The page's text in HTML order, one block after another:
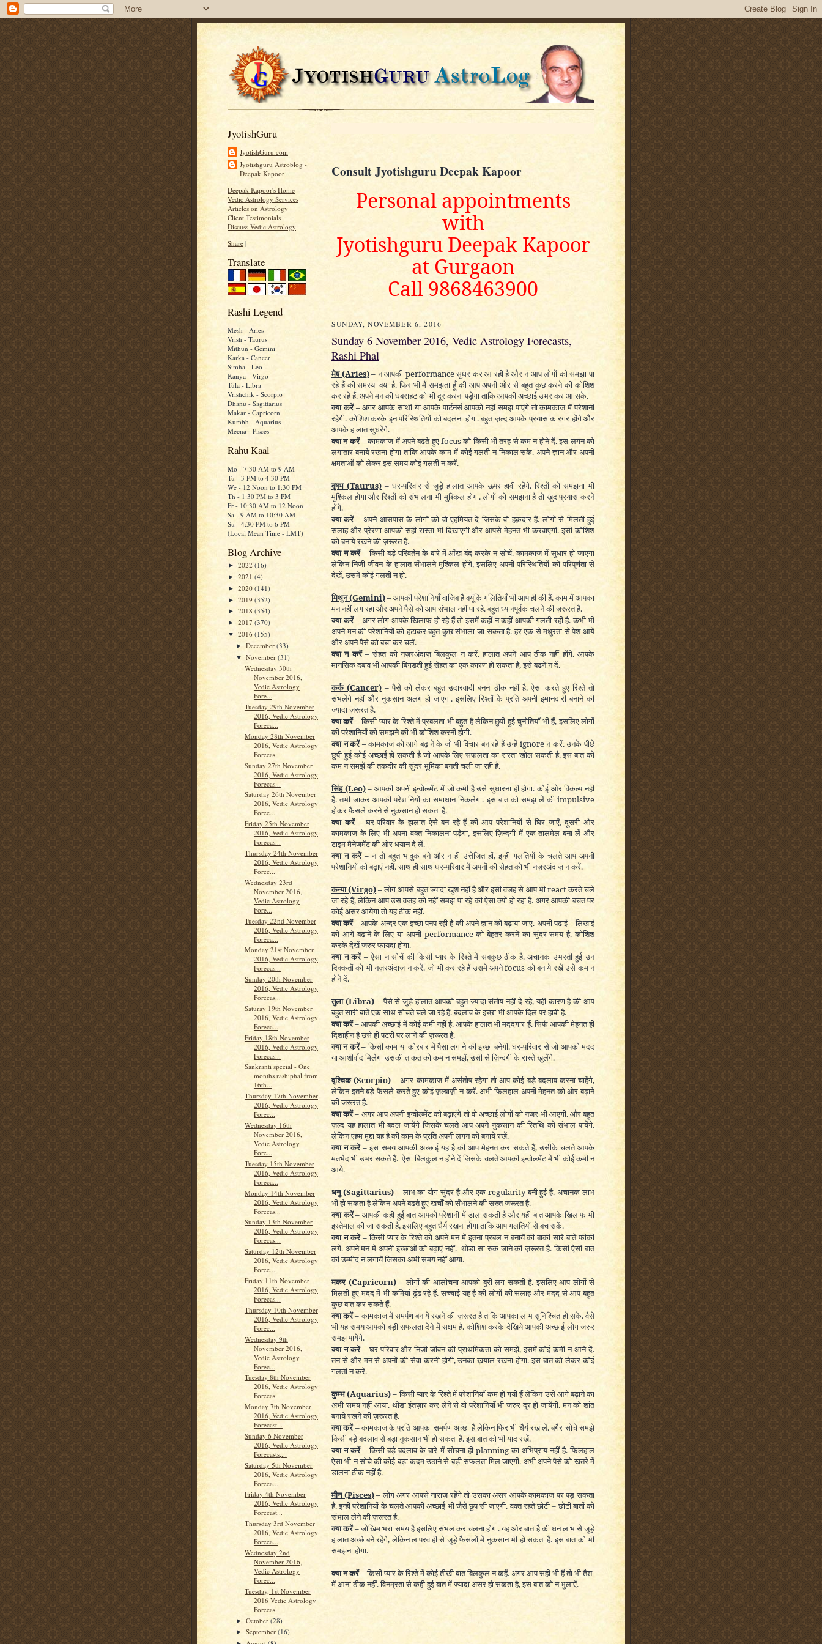
JyotishGuru
JyotishGuru.com
Jyotishguru Astroblog -
Deepak Kapoor
Deepak Kapoor's Home
Vedic Astrology Services
Articles on Astrology
Client Testimonials
Discuss Vedic Astrology
Share |
Translate
Rashi Legend
Mesh - Aries
Vrish - Taurus
Mithun - Gemini
Karka - Cancer
Simha - Leo
Kanya - Virgo
Tula - Libra
Vrishchik - Scorpio
Dhanu - Sagittarius
Makar - Capricorn
Kumbh - Aquarius
Meena - Pisces
Rahu Kaal
Mo - 7:30 AM to 9 AM
Tu - 3 PM to 4:30 PM
We - 12 Noon to 1:30 PM
Th - 1:30 PM to 3 PM
Fr - 10:30 AM to 12 Noon
Sa - 9 AM to 10:30 AM
Su - 4:30 PM to 6 PM
(Local Mean Time - LMT)
Blog Archive
► 2022 (16)
► 2021 (4)
► 2020 (141)
► 2019 (352)
► 2018 (354)
► 2017 (370)
▼ 2016 (155)
►December(33)
▼November(31)
Wednesday 30th
November 2016,
Vedic Astrology
Fore...
Tuesday 29th November
2016, Vedic Astrology
Foreca...
Monday 28th November
2016, Vedic Astrology
Forecas...
Sunday 27th November
2016, Vedic Astrology
Forecas...
Saturday 26th November
2016, Vedic Astrology
Forec...
Friday 25th November
2016, Vedic Astrology
Forecas...
Thursday 24th November
2016, Vedic Astrology
Forec...
Wednesday 23rd
November 2016,
Vedic Astrology
Fore...
Tuesday 22nd November
2016, Vedic Astrology
Foreca...
Monday 21st November
2016, Vedic Astrology
Forecas...
Sunday 20th November
2016, Vedic Astrology
Forecas...
Saturay 19th November
2016, Vedic Astrology
Foreca...
Friday 18th November
2016, Vedic Astrology
Forecas...
Sankranti special - One
months rashiphal from
16th...
Thursday 17th November
2016, Vedic Astrology
Forec...
Wednesday 16th
November 2016,
Vedic Astrology
Fore...
Tuesday 15th November
2016, Vedic Astrology
Foreca...
Monday 14th November
2016, Vedic Astrology
Forecas...
Sunday 13th November
2016, Vedic Astrology
Forecas...
Saturday 12th November
2016, Vedic Astrology
Forec...
Friday 11th November
2016, Vedic Astrology
Forecas...
Thursday 10th November
2016, Vedic Astrology
Forec...
Wednesday 9th
November 2016,
Vedic Astrology
Forec...
Tuesday 8th November
2016, Vedic Astrology
Forecas...
Monday 7th November
2016, Vedic Astrology
Forecast...
Sunday 6 November
2016, Vedic Astrology
Forecasts,...
Saturday 5th November
2016, Vedic Astrology
Foreca...
Friday 4th November
2016, Vedic Astrology
Forecast...
Thursday 3rd November
2016, Vedic Astrology
Foreca...
Wednesday 2nd
November 2016,
Vedic Astrology
Forec...
Tuesday, 1st November
2016 Vedic Astrology
Forecas...
►October(28)
►September(16)
Consult Jyotishguru Deepak Kapoor
Personal appointments
with
Jyotishguru Deepak Kapoor
at Gurgaon
Call 9868463900
SUNDAY, NOVEMBER 6, 2016
Sunday 6 November 2016, Vedic Astrology Forecasts,
Rashi Phal
मेष(Aries)–नआपकी performance सुधर कर आ रही है और न आप लोगों को समझा पा
रहे हैं की समस्या क्या है. फिर भी मैं समझता हूँ की आप अपनी ओर से बहुत कुछ करने की कोशिश
कर रहे हैं. अपने मन की घबराहट को भी दूर करना पड़ेगा ताकि आपकी अच्छाई उभर कर आ सके.
क्या करें –अगर आपके साथी या आपके पार्टनर्स आपको नहीं समझ पाएंगे तो कामकाज में परेशानी
रहेगी. कोशिश करके इन परिस्थितियों को बदलना होगा. बहुत ज़ल्द आपके प्रयास कारगर होंगे और
आपके हालात सुधरेंगे.
क्या न करें –कामकाज में अपने बढ़ते हुए focus को किसी भी तरह से कम न होने दें. इस लगन को
लगातार बनाये रखना होगा ताकि आपके काम में कोई गलती न निकाल सके. अपने ज्ञान और अपनी
क्षमताओं को लेकर इस समय कोई गलती न करें.
वृषभ(Taurus) – घर-परिवार से जुड़े हालात आपके ऊपर हावी रहेंगे. रिश्तों को समझना भी
मुश्किल होगा और रिश्तों को संभालना भी मुश्किल होगा. लोगों को समझना है तो खुद प्रयास करने
होंगे.
क्या करें –अपने आसपास के लोगों को वो एहमियत दें जिसके वो हक़दार हैं. लोगों से मिलती हुई
सलाह और प्रेरणा आपको सही रास्ता भी दिखाएगी और आपसे मेहनत भी करवाएगी. इसी कोशिश
को बनाये रखने की ज़रूरत है.
क्या न करें –किसी बड़े परिवर्तन के बारे में आँख बंद करके न सोचें. कामकाज में सुधार हो जाएगा
लेकिन निजी जीवन के हालात सँभालने मुश्किल होंगे, इसलिए अपनी परिस्थितियों को परिपूर्णता से
देखें, उसमे कोई गलती न हो.
मिथुन(Gemini)–आपकी परेशानियाँ वाजिब है क्यूंकि गलितियाँ भी आप ही की हैं. काम में आपका
मन नहीं लग रहा और अपने पैसे को आप संभाल नहीं पा रहे. बहुत ध्यानपूर्वक चलने की ज़रूरत है.
क्या करें – अगर लोग आपके खिलाफ हो रहे हैं तो इसमें कहीं न कहीं आपकी गलती रही है. कभी भी
अपने मन की परेशानियों को हटाकर बहुत कुछ संभाला जा सकता है. हर एक से मधुरता से पेश आयें
और अपने पैसे को बचा कर चलें.
क्या न करें –सेहत को नज़रअंदाज़ बिलकुल न करें. हालात अपने आप ठीक नहीं होंगे. आपके
मानसिक दबाव भी आपकी बिगडती हुई सेहत का एक कारण हो सकता है, इसे बढने न दें.
कर्क(Cancer)– पैसे को लेकर बहुत उदारवादी बनना ठीक नहीं है. ऐसा करते हुए रिश्ते तो
संभलेंगे नहीं और नुकसान अलग हो जाएगा. इसलिए रिश्तों के प्रति अपनी इमानदारी बनाने की
ज्यादा ज़रूरत है.
क्या करें –किसी प्यार के रिश्ते में प्रबलता भी बहुत है लेकिन छुपी हुई चुनोतियाँ भी हैं, इसलिए लोगों
की परेशानियों को समझने की भी कोशिश करनी होगी.
क्या न करें –कामकाज को आगे बढ़ाने के जो भी विचार बन रहे हैं उन्हें ignore न करें. उनके पीछे
छुपी हुई कोई अच्छाई हो सकती है जो आपके लिए सफलता का रास्ता खोल सकती है. इस बात को
कम न समझें की तकदीर की सुंदर भूमिका बनती चली जा रही है.
सिंह(Leo)– आपकी अपनी इन्वोल्व्मेंट में जो कमी है उसे सुधारना ही होगा. कोई ओर विकल्प नहीं
है. तभी जाकर आपकी परेशानियों का समाधान निकलेगा. इस बात को समझ लें की impulsive
होकर फैसले करने से नुकसान हो सकता है.
क्या करें –घर-परिवार के हालात ऐसे बन रहे हैं की आप परेशानियों से घिर जाएँ, दूसरी ओर
कामकाज के लिए भी अपना वक्त निकालना पड़ेगा, इसलिए ज़िन्दगी में एक तालमेल बना लें और
टाइम मैनेजमेंट की ओर धयान दे लें.
क्या न करें –न तो बहुत भावुक बने और न ही उत्तेजित हों, इन्ही गलतियों के चलते आप अपनी
परेशानियों को बढ़ाएं नहीं. साथ ही साथ घर-परिवार में अपनों की सेहत को भी नज़रअंदाज़ न करें.
कन्या(Virgo)–लोग आपसे बहुत ज्यादा खुश नहीं है और इसी वजह से आप भी react करते चले
जा रहे हैं, लेकिन आप उस वजह को नहीं समझ पा रहे की ऐसा क्यों हो रहा है. अगर आपकी बचत पर
कोई असर आयेगा तो यह ठीक नहीं.
क्या करें –आपके अन्दर एक इच्छा पनप रही है की अपने ज्ञान को बढ़ाया जाए. अपनी पढाई–लिखाई
को आगे बढ़ाने के लिए या अपनी performance को बेहतर करने का सुंदर समय है. कोशिश
करके देखें जरुर फायदा होगा.
क्या न करें –ऐसा न सोचें की किसी प्यार के रिश्ते में सबकुछ ठीक है. अचानक उभरती हुई उन
दिक्कतों को भी नज़रअंदाज़ न करें. जो भी कर रहे हैं उसमे अपने focus को बनाये रखें उसे कम न
होने दें.
तुला(Libra)– पैसे से जुड़े हालात आपको बहुत ज्यादा संतोष नहीं दे रहे, यही कारण है की आप
बहुत सारी बातें एक साथ सोचते चले जा रहे हैं. बदलाव के इच्छा भी आपके दिल पर हावी है.
क्या करें –आपकी अच्छाई में कोई कमी नहीं है. आपके हालात भी मददगार हैं. सिर्फ आपकी मेहनत ही
दिशाहीन है उसे ही पटरी पर लाने की ज़रूरत है.
क्या न करें –किसी काम या कोरबार में पैसा लगाने की इच्छा बनेगी. घर-परिवार से जो आपको मदद
या आशीर्वाद मिलेगा उसकी ताकत को कम न समझें, उसी से ज़िन्दगी के रास्ते खुलेंगे.
वृश्चिक(Scorpio) – अगर कामकाज में असंतोष रहेगा तो आप कोई बड़े बदलाव करना चाहेंगे,
लेकिन इतने बड़े फैसले करते हुए कोई ज़ल्बाज़ी न करें. अभी फिलहाल अपनी मेहनत को ओर बढ़ाने
की जरूरत है.
क्या करें – अगर आप अपनी इन्वोल्व्मेंट को बढ़ाएंगे तो वो अच्छाई लोगों को नजर भी आएगी. और बहुत
ज़ल्द यह हालात भी बदल जायेंगे जिसके चलते आप अपने नुकसान की स्तिथि को संभाल पायेंगे.
लेकिन एहम मुद्दा यह है की काम के प्रति अपनी लगन को बनाये रखें.
क्या न करें –इस समय आपकी अच्छाई यह है की आप मेहनत कर सकते हैं, उसीके चलते आपके
मतभेद भी उभर सकते हैं. ऐसा बिलकुल न होने दें जिसके चलते आपकी इन्वोल्व्मेंट में भी कोई कमी न
आये.
धनु(Sagittarius)– लाभ का योग सुंदर है और एक regularity बनी हुई है. अचानक लाभ
भी हो सकता है लेकिन अपने बढ़ते हुए खर्चों को सँभालने की सख्त जरूरत है.
क्या करें – आपकी कही हुई बात आपको परेशानी में डाल सकती है और यही बात आपके खिलाफ भी
इस्तेमाल की जा सकती है, इसलिए बहुत धैर्य रखना होगा ताकि आप गलतियों से बच सकें.
क्या न करें –किसी प्यार के रिश्ते को अपने मन में इतना प्रबल न बनायें की बाकी सारे बातें फीकी
लगें. अपने मन में अपनी इच्छाओं को बढ़ाएं नहीं. थोडा सा रुक जाने की ज़रूरत है. किसी ऐसी बात
की उम्मीद न लगायें जिसका अभी समय नहीं आया.
मकर(Capricorn)– लोगों की आलोचना आपको बुरी लग सकती है. इसलिए आप लोगों से
मिलती हुए मदद में भी कमियां ढूंढ रहे हैं. सच्चाई यह है की लोगों की सलाह और मदद से आप बहुत
कुछ बात कर सकते हैं.
क्या करें –कामकाज में समर्पण बनाये रखने की ज़रूरत है ताकि आपका लाभ सुनिश्चित हो सके. वैसे
भी यह समय आपको बड़ी सफलता देने में सक्षम है. कोशिश करके देखिये आपकी अच्छाई लोग जरुर
समझ पायेगे.
क्या न करें –घर-परिवार और निजी जीवन की प्राथमिकता को समझें, इसमें कोई कमी न आने दें.
तन से और मन से अपनों की सेवा करनी होगी, उनका ख़याल रखना होगा. इस बात को लेकर कोई
गलती न करें.
कुम्भ(Aquarius)–किसी प्यार के रिश्ते में परेशानियाँ कम हो गयी हैं लेकिन उसे आगे बढ़ाने का
अभी समय नहीं आया. थोडा इंतज़ार कर लेने से वो परेशानियाँ भी जरुर दूर हो जायेंगी. मन को शांत
बनाये रखने की ज़रूरत है.
क्या करें –कामकाज के प्रति आपका समर्पण अच्छा है लेकिन फिर भी धैर्य रख लें. बगैर सोचे समझे
किसी बड़े बदलाव से बड़ा नुकसान भी हो सकता है. इस बात को भी याद रखें.
क्या न करें –किसी बड़े बदलाव के बारे में सोचना ही planning का अभिप्राय नहीं है. फिलहाल
ऐसा भी न सोचे की कोई बड़ा कदम उठाने से बड़ी सफलता मिल जाएगी. अभी अपने पैसे को खतरे में
डालना ठीक नहीं है.
मीन(Pisces)–लोग अगर आपसे नाराज़ रहेंगे तो उसका असर आपके कामकाज पर पड़ सकता
है. इन्ही परेशानियों के चलते आपकी अच्छाई भी जैसे छुप सी जाएगी. वक्त रहते छोटी–छोटी बातों को
संभाल लेने की ज़रूरत है.
क्या करें –जोखिम भरा समय है इसलिए संभल कर चलना होगा. यह ओर बात है की धन लाभ से जुड़े
हालात अच्छे बने रहेंगे, लेकिन लापरवाही से जुड़े फैसलों में नुकसान भी हो सकता है. इस बात को भी
समझना होगा.
क्या न करें –किसी प्यार के रिश्ते में कोई तीखी बात बिलकुल न कहें. अगर आप सही भी हैं तो भी तैश
में आना ठीक नहीं. विनम्रता से कही हुई बात में ज्यादा असर हो सकता है, इस बात को न भुलाएँ.